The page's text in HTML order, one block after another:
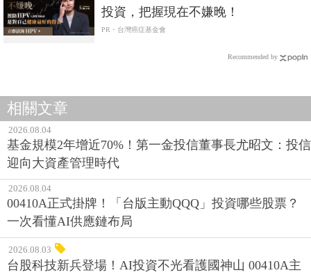
投資，把握現在不嫌晚！
PR・台灣癌症基金會
Recommended by
相關文章
2026.08.04
基金規模2年增近70%！第一金投信董事長尤昭文：投信
迎向大資產管理時代
2026.08.04
00410A正式掛牌！「台版主動QQQ」投資哪些股票？
一次看懂AI供應鏈布局
2026.08.03
台股科技新兵登場！AI投資不光看護國神山 00410A主